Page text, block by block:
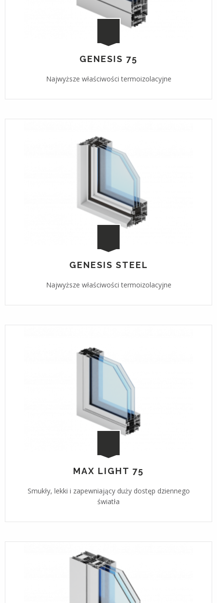
GENESIS 75
Najwyższe właściwości termoizolacyjne
GENESIS STEEL
Najwyższe właściwości termoizolacyjne
MAX LIGHT 75
Smukły, lekki i zapewniający duży dostęp dziennego
światła